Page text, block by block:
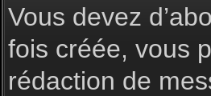
Vous devez
fois créée, vous
rédaction de